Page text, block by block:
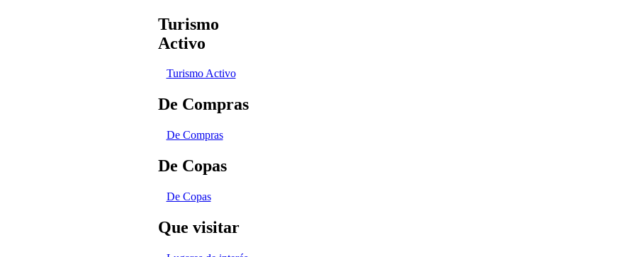
Turismo
Activo
Turismo Activo
De Compras
De Compras
De Copas
De Copas
Que visitar